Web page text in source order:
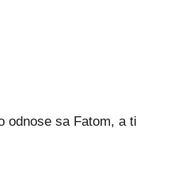
odnose sa Fatom, a ti